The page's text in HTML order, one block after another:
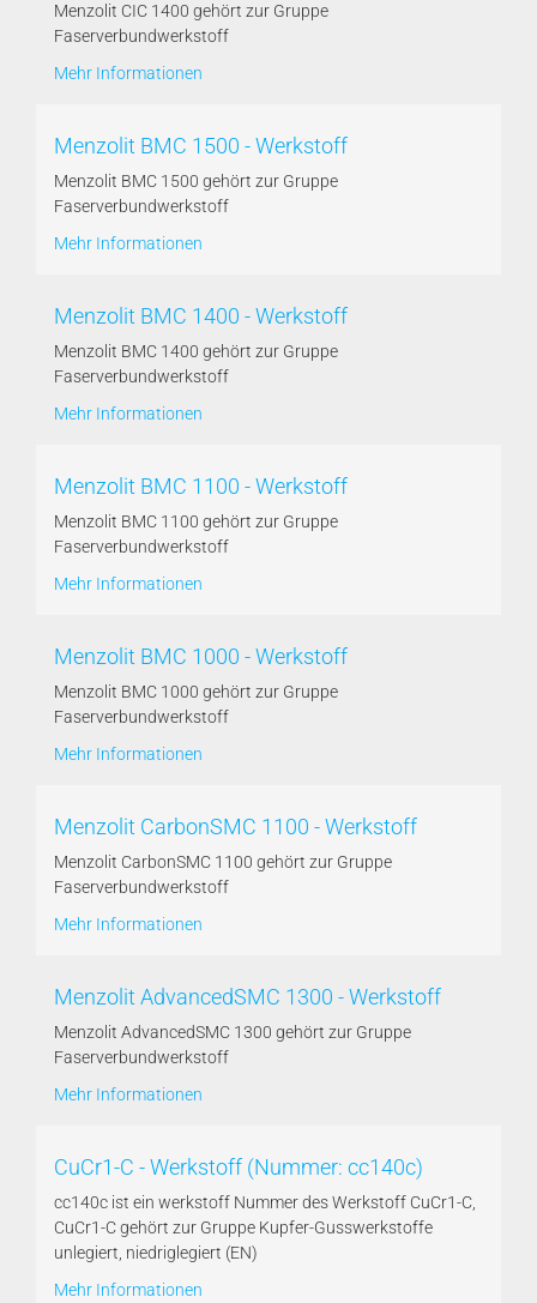
Menzolit CIC 1400 gehört zur Gruppe
Faserverbundwerkstoff
Mehr Informationen
Menzolit BMC 1500 - Werkstoff
Menzolit BMC 1500 gehört zur Gruppe
Faserverbundwerkstoff
Mehr Informationen
Menzolit BMC 1400 - Werkstoff
Menzolit BMC 1400 gehört zur Gruppe
Faserverbundwerkstoff
Mehr Informationen
Menzolit BMC 1100 - Werkstoff
Menzolit BMC 1100 gehört zur Gruppe
Faserverbundwerkstoff
Mehr Informationen
Menzolit BMC 1000 - Werkstoff
Menzolit BMC 1000 gehört zur Gruppe
Faserverbundwerkstoff
Mehr Informationen
Menzolit CarbonSMC 1100 - Werkstoff
Menzolit CarbonSMC 1100 gehört zur Gruppe
Faserverbundwerkstoff
Mehr Informationen
Menzolit AdvancedSMC 1300 - Werkstoff
Menzolit AdvancedSMC 1300 gehört zur Gruppe
Faserverbundwerkstoff
Mehr Informationen
CuCr1-C - Werkstoff (Nummer: cc140c)
cc140c ist ein werkstoff Nummer des Werkstoff CuCr1-C,
CuCr1-C gehört zur Gruppe Kupfer-Gusswerkstoffe
unlegiert, niedriglegiert (EN)
Mehr Informationen